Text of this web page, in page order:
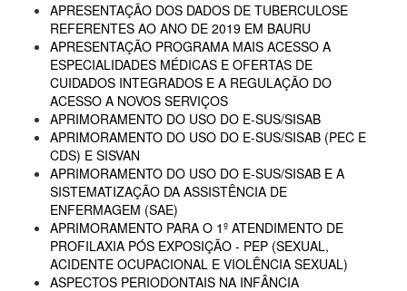
APRESENTAÇÃO DOS DADOS DE TUBERCULOSE
REFERENTES AO ANO DE 2019 EM BAURU
APRESENTAÇÃO PROGRAMA MAIS ACESSO A
ESPECIALIDADES MÉDICAS E OFERTAS DE
CUIDADOS INTEGRADOS E A REGULAÇÃO DO
ACESSO A NOVOS SERVIÇOS
APRIMORAMENTO DO USO DO E-SUS/SISAB
APRIMORAMENTO DO USO DO E-SUS/SISAB (PEC E
CDS) E SISVAN
APRIMORAMENTO DO USO DO E-SUS/SISAB E A
SISTEMATIZAÇÃO DA ASSISTÊNCIA DE
ENFERMAGEM (SAE)
APRIMORAMENTO PARA O 1º ATENDIMENTO DE
PROFILAXIA PÓS EXPOSIÇÃO - PEP (SEXUAL,
ACIDENTE OCUPACIONAL E VIOLÊNCIA SEXUAL)
ASPECTOS PERIODONTAIS NA INFÂNCIA